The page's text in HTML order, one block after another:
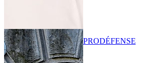
PRODÉFENSE